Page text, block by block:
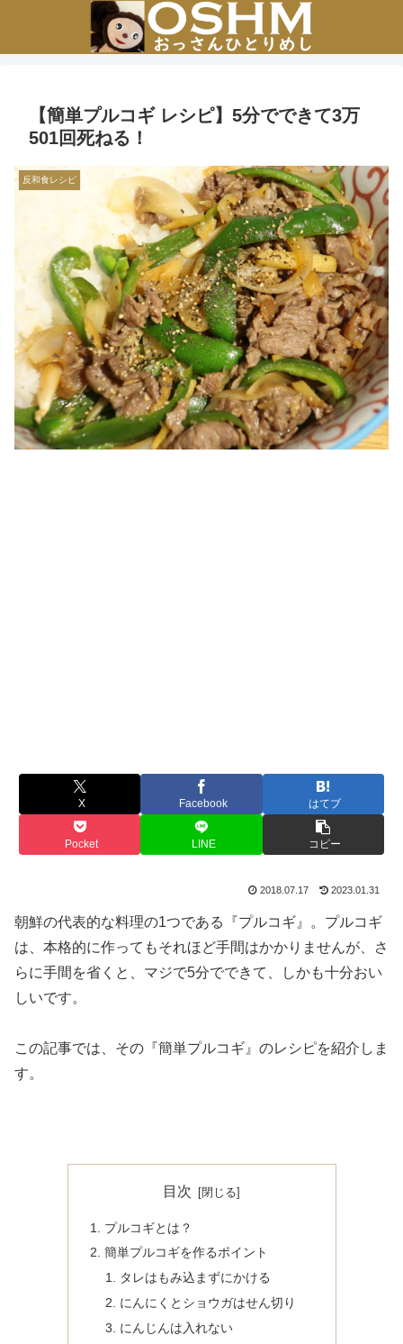
【簡単プルコギ レシピ】5分でできて3万
501回死ねる！
反和食レシピ
X Facebook はてブ
Pocket LINE コピー
2018.07.17 2023.01.31
朝鮮の代表的な料理の1つである『プルコギ』。プルコギ
は、本格的に作ってもそれほど手間はかかりませんが、さ
らに手間を省くと、マジで5分でできて、しかも十分おい
しいです。
この記事では、その『簡単プルコギ』のレシピを紹介しま
す。
目次
プルコギとは？
簡単プルコギを作るポイント
タレはもみ込まずにかける
にんにくとショウガはせん切り
にんじんは入れない